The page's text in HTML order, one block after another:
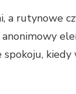
rutynowe
spokoju,